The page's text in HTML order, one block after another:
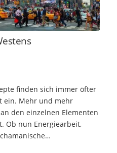
finden sich immer öfter
ein. Mehr und mehr
den einzelnen Elementen
Ob nun Energiearbeit,